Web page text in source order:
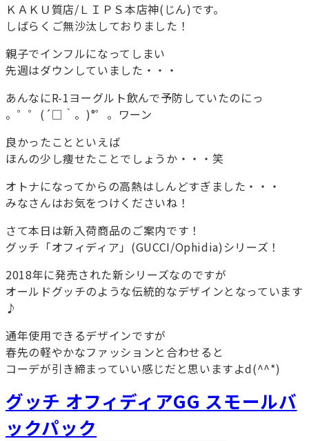
ＫＡＫＵ質店/ＬＩＰＳ本店神(じん)です。
しばらくご無沙汰しておりました！
親子でインフルになってしまい
先週はダウンしていました・・・
あんなにR-1ヨーグルト飲んで予防していたのにっ
。゜゜(´□｀。)°゜。ワーン
良かったことといえば
ほんの少し痩せたことでしょうか・・・笑
オトナになってからの高熱はしんどすぎました・・・
みなさんはお気をつけくださいね！
さて本日は新入荷商品のご案内です！
グッチ「オフィディア」(GUCCI/Ophidia)シリーズ！
2018年に発売された新シリーズなのですが
オールドグッチのような伝統的なデザインとなっています
♪
通年使用できるデザインですが
春先の軽やかなファッションと合わせると
コーデが引き締まっていい感じだと思いますよd(^^*)
グッチ オフィディアGG スモールバ
ックパック